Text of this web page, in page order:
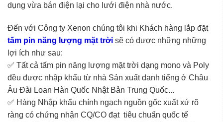
dụng vừa bán điện lại cho lưới điện nhà nước.
Đến với Công ty Xenon chúng tôi khi Khách hàng lắp đặt
tấm pin năng lượng mặt trời sẽ có được những những
lợi ích như sau:
✅ Tất cả tấm pin năng lượng mặt trời dạng mono và Poly
đều được nhập khẩu từ nhà Sản xuất danh tiếng ở Châu
Âu Đài Loan Hàn Quốc Nhật Bản Trung Quốc...
✅ Hàng Nhập khẩu chính ngạch nguồn gốc xuất xứ rõ
ràng có chứng nhận CQ/CO đạt tiêu chuẩn quốc tế